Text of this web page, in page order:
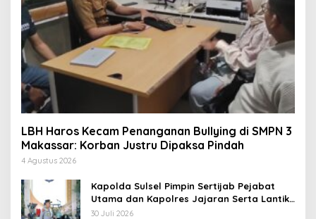
LBH Haros Kecam Penanganan Bullying di SMPN 3
Makassar: Korban Justru Dipaksa Pindah
4 Agustus 2026
Kapolda Sulsel Pimpin Sertijab Pejabat
Utama dan Kapolres Jajaran Serta Lantik
Karolog dan Kapolresta Gowa
30 Juli 2026